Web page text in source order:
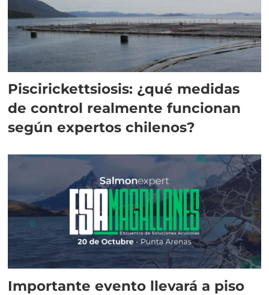
Piscirickettsiosis: ¿qué medidas
de control realmente funcionan
según expertos chilenos?
Importante evento llevará a piso